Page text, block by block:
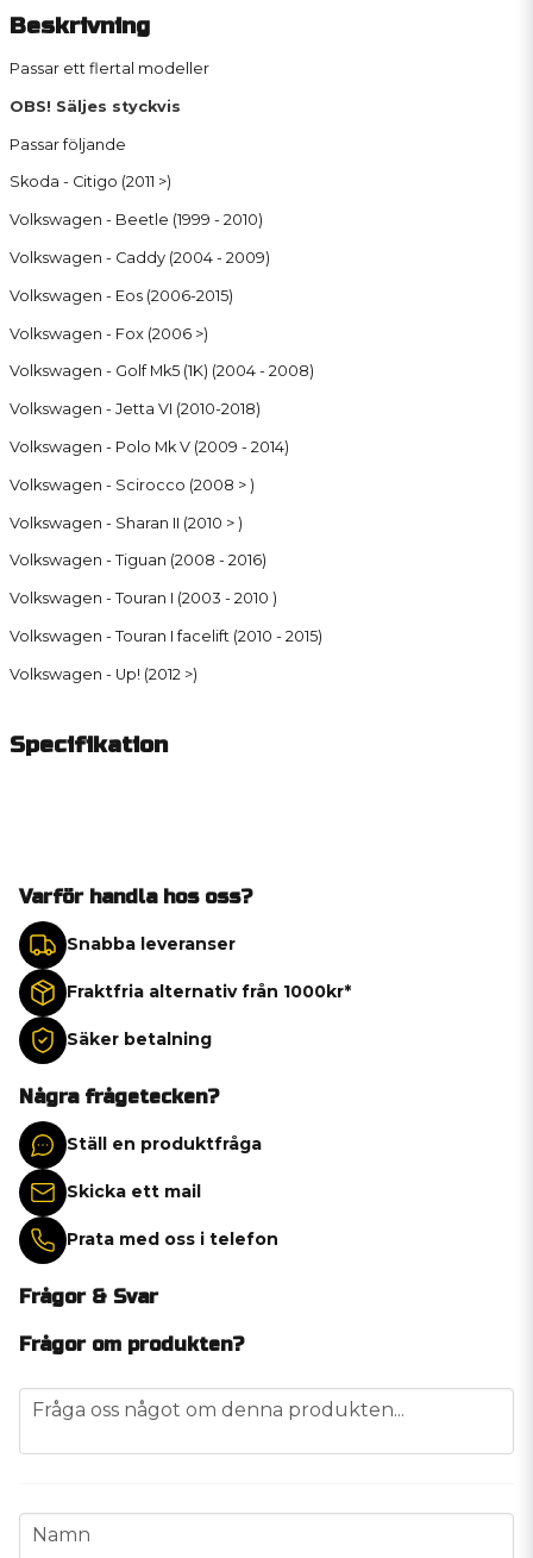
Beskrivning
Passar ett flertal modeller
OBS! Säljes styckvis
Passar följande
Skoda - Citigo (2011 >)
Volkswagen - Beetle (1999 - 2010)
Volkswagen - Caddy (2004 - 2009)
Volkswagen - Eos (2006-2015)
Volkswagen - Fox (2006 >)
Volkswagen - Golf Mk5 (1K) (2004 - 2008)
Volkswagen - Jetta VI (2010-2018)
Volkswagen - Polo Mk V (2009 - 2014)
Volkswagen - Scirocco (2008 > )
Volkswagen - Sharan II (2010 > )
Volkswagen - Tiguan (2008 - 2016)
Volkswagen - Touran I (2003 - 2010 )
Volkswagen - Touran I facelift (2010 - 2015)
Volkswagen - Up! (2012 >)
Specifikation
Varför handla hos oss?
Snabba leveranser
Fraktfria alternativ från 1000kr*
Säker betalning
Några frågetecken?
Ställ en produktfråga
Skicka ett mail
Prata med oss i telefon
Frågor & Svar
Frågor om produkten?
question
Fråga oss något om denna produkten...
name
Namn